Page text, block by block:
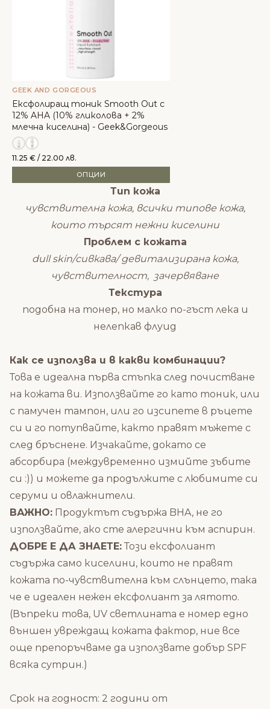
GEEK AND GORGEOUS
Ексфолиращ тоник Smooth Out с
12% AHA (10% гликолова + 2%
млечна киселина) - Geek&Gorgeous
11.25 € / 22.00 лв.
ОПЦИИ
Тип кожа
чувствителна кожа, всички типове кожа,
които търсят нежни киселини
Проблем с кожата
dull skin/сивкава/ девитализирана кожа,
чувствителност, зачервяване
Текстура
подобна на тонер, но малко по-гъст лека и
нелепкав флуид
Как се използва и в какви комбинации?
Това е идеална първа стъпка след почистване
на кожата ви. Използвайте го като тоник, или
с памучен тампон, или го изсипете в ръцете
си и го потупвайте, както правят мъжете с
след бръснене. Изчакайте, докато се
абсорбира (междувременно измийте зъбите
си :)) и можете да продължите с любимите си
серуми и овлажнители.
ВАЖНО: Продуктът съдържа BHA, не го
използвайте, ако сте алергични към аспирин.
ДОБРЕ Е ДА ЗНАЕТЕ: Този ексфолиант
съдържа само киселини, които не правят
кожата по-чувствителна към слънцето, така
че е идеален нежен ексфолиант за лятото.
(Въпреки това, UV светлината е номер едно
външен увреждащ кожата фактор, ние все
още препоръчваме да използвате добър SPF
всяка сутрин.)
Срок на годност: 2 години от